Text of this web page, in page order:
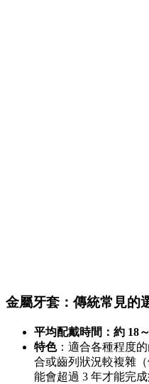
金屬牙套：傳統常見的
平均配戴時間：約 18
特色：適合各種程度
合或齒列狀況較複雜
能會超過 3 年才能完成